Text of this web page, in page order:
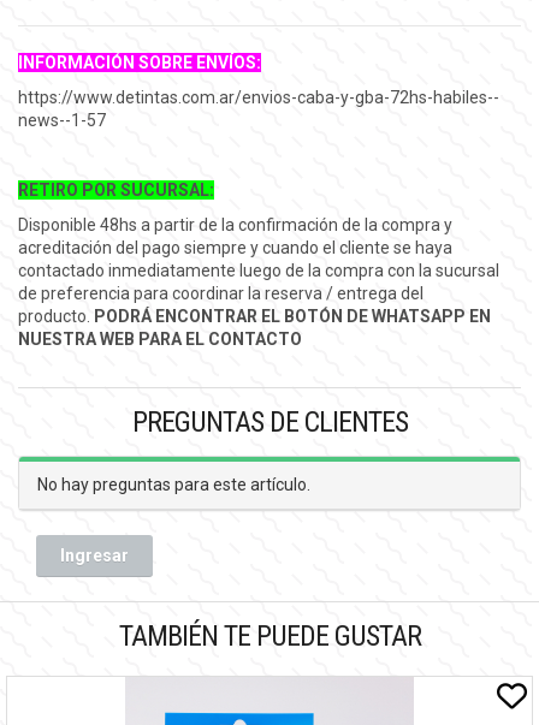
INFORMACIÓN SOBRE ENVÍOS:
https://www.detintas.com.ar/envios-caba-y-gba-72hs-habiles--
news--1-57
RETIRO POR SUCURSAL:
Disponible 48hs a partir de la confirmación de la compra y
acreditación del pago siempre y cuando el cliente se haya
contactado inmediatamente luego de la compra con la sucursal
de preferencia para coordinar la reserva / entrega del
producto.
PODRÁ ENCONTRAR EL BOTÓN DE WHATSAPP EN
NUESTRA WEB PARA EL CONTACTO
PREGUNTAS DE CLIENTES
No hay preguntas para este artículo.
Ingresar
TAMBIÉN TE PUEDE GUSTAR